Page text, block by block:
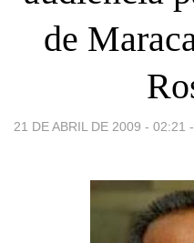
de
21 DE ABRIL DE 2009 - 02:21 -